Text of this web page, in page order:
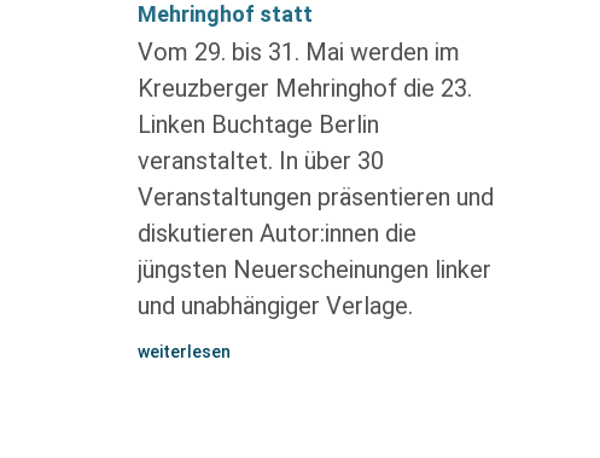
Mehringhof statt
Vom 29. bis 31. Mai werden im
Kreuzberger Mehringhof die 23.
Linken Buchtage Berlin
veranstaltet. In über 30
Veranstaltungen präsentieren und
diskutieren Autor:innen die
jüngsten Neuerscheinungen linker
und unabhängiger Verlage.
weiterlesen